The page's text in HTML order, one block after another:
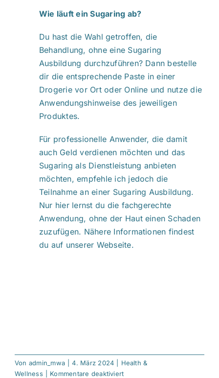
Wie läuft ein Sugaring ab?
Du hast die Wahl getroffen, die
Behandlung, ohne eine Sugaring
Ausbildung durchzuführen? Dann bestelle
dir die entsprechende Paste in einer
Drogerie vor Ort oder Online und nutze die
Anwendungshinweise des jeweiligen
Produktes.
Für professionelle Anwender, die damit
auch Geld verdienen möchten und das
Sugaring als Dienstleistung anbieten
möchten, empfehle ich jedoch die
Teilnahme an einer Sugaring Ausbildung.
Nur hier lernst du die fachgerechte
Anwendung, ohne der Haut einen Schaden
zuzufügen. Nähere Informationen findest
du auf unserer Webseite.
Von admin_mwa 4. März 2024
Health &
Wellness
Kommentare deaktiviertfür